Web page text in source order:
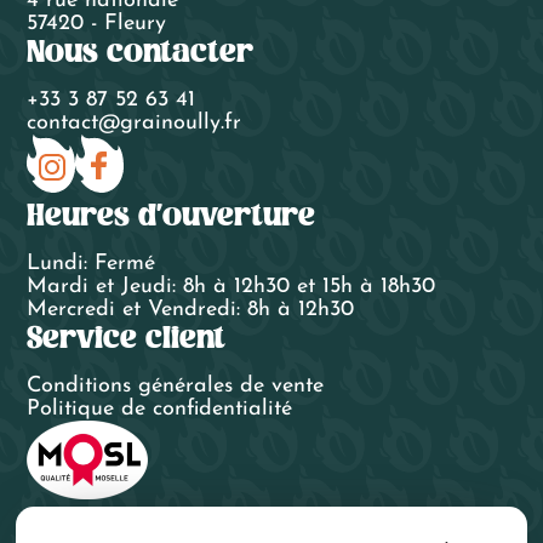
57420 - Fleury
Nous contacter
+33 3 87 52 63 41
contact@grainoully.fr
Heures d'ouverture
Lundi: Fermé
Mardi et Jeudi: 8h à 12h30 et 15h à 18h30
Mercredi et Vendredi: 8h à 12h30
Service client
Conditions générales de vente
Politique de confidentialité